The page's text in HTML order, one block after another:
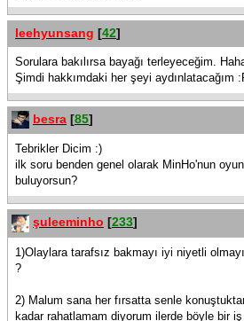
leehyunsang [42]
Sorulara bakılırsa bayağı terleyeceğim.
Şimdi hakkımdaki her şeyi aydınlatacağım
besra [85]
Tebrikler Dicim :)
ilk soru benden genel olarak MinHo'nun
buluyorsun?
şuleeminho [233]
1)Olaylara tarafsız bakmayı iyi niyetli
?
2) Malum sana her fırsatta senle
kadar rahatlamam diyorum ilerde böyle bir